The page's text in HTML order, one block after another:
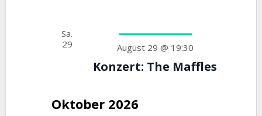
Sa.
29
Konzert: The Maffles
August 29 @ 19:30
Oktober 2026